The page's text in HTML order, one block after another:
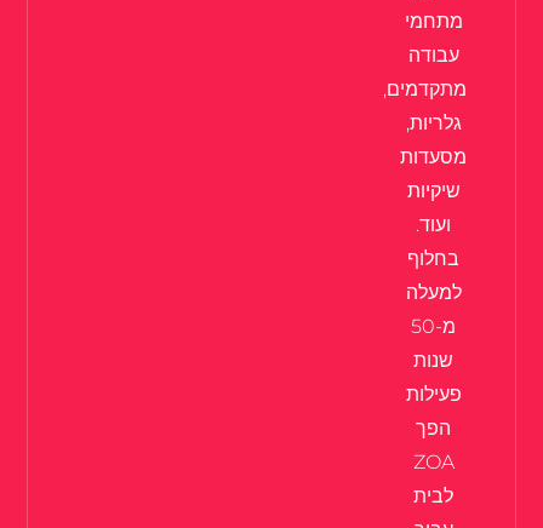
מתחמי
עבודה
מתקדמים,
גלריות,
מסעדות
שיקיות
ועוד.
בחלוף
למעלה
מ-50
שנות
פעילות
הפך
ZOA
לבית